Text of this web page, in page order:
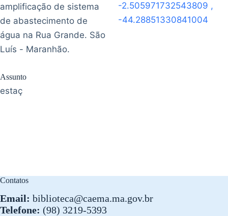
amplificação de sistema
de abastecimento de
água na Rua Grande. São
Luís - Maranhão.
Assunto
estaç
-2.505971732543809 ,
-44.28851330841004
Contatos
Email: biblioteca@caema.ma.gov.br
Telefone: (98) 3219-5393